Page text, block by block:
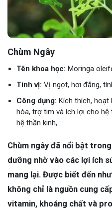
Chùm Ngây
Tên khoa học: Moringa
Tính vị: Vị ngọt, hơi đắng,
Công dụng: Kích thích, hoạt
hóa, trợ tim và ích lợi cho
hệ thần kinh,...
Chùm ngây đã nổi bật
dưỡng nhờ vào các lợi ích
mang lại. Được biết đến
không chỉ là nguồn cung
vitamin, khoáng chất và